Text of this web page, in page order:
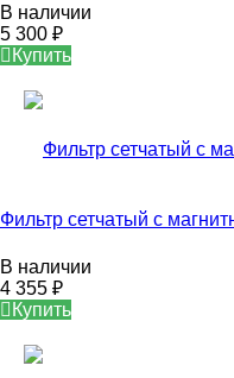
В наличии
5 300 ₽
Купить
Фильтр сетчатый с
В наличии
4 355 ₽
Купить